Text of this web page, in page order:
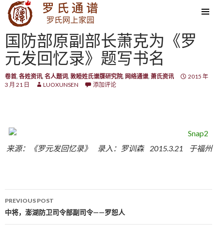
SKIP TO CONTENT
国防部原副部长萧克为《罗
元发回忆录》题写书名
卷首, 各姓资讯, 名人题词, 敦睦姓氏谱牒研究院, 网络通谱, 萧氏资讯
2015 年
3 月 21 日
LUOXUNSEN 添加评论
来源：《罗元发回忆录》 录入：罗训森 2015.3.21 于福州
Post navigation
PREVIOUS POST
中将，澎湖防卫司令部副司令——罗恕人